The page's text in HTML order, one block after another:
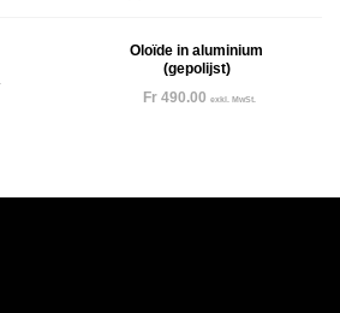
Oloïde in aluminium
(gepolijst)
Fr 490.00 exkl. MwSt.